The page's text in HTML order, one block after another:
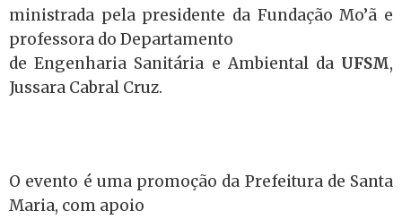
ministrada pela presidente da Fundação Mo’ã e
professora do Departamento
de Engenharia Sanitária e Ambiental da UFSM,
Jussara Cabral Cruz.
O evento é uma promoção da Prefeitura de Santa
Maria, com apoio